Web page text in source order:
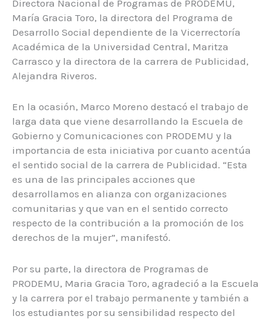
Directora Nacional de Programas de PRODEMU,
María Gracia Toro, la directora del Programa de
Desarrollo Social dependiente de la Vicerrectoría
Académica de la Universidad Central, Maritza
Carrasco y la directora de la carrera de Publicidad,
Alejandra Riveros.
En la ocasión, Marco Moreno destacó el trabajo de
larga data que viene desarrollando la Escuela de
Gobierno y Comunicaciones con PRODEMU y la
importancia de esta iniciativa por cuanto acentúa
el sentido social de la carrera de Publicidad. “Esta
es una de las principales acciones que
desarrollamos en alianza con organizaciones
comunitarias y que van en el sentido correcto
respecto de la contribución a la promoción de los
derechos de la mujer”, manifestó.
Por su parte, la directora de Programas de
PRODEMU, Maria Gracia Toro, agradeció a la Escuela
y la carrera por el trabajo permanente y también a
los estudiantes por su sensibilidad respecto del